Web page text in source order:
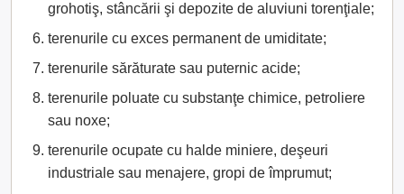
grohotiş, stâncării şi depozite de aluviuni torenţiale;
terenurile cu exces permanent de umiditate;
terenurile sărăturate sau puternic acide;
terenurile poluate cu substanţe chimice, petroliere
sau noxe;
terenurile ocupate cu halde miniere, deşeuri
industriale sau menajere, gropi de împrumut;